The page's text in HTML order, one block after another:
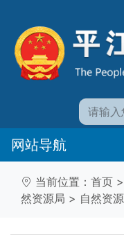
网站导航
当前位置： 首页 >
然资源局 > 自然资